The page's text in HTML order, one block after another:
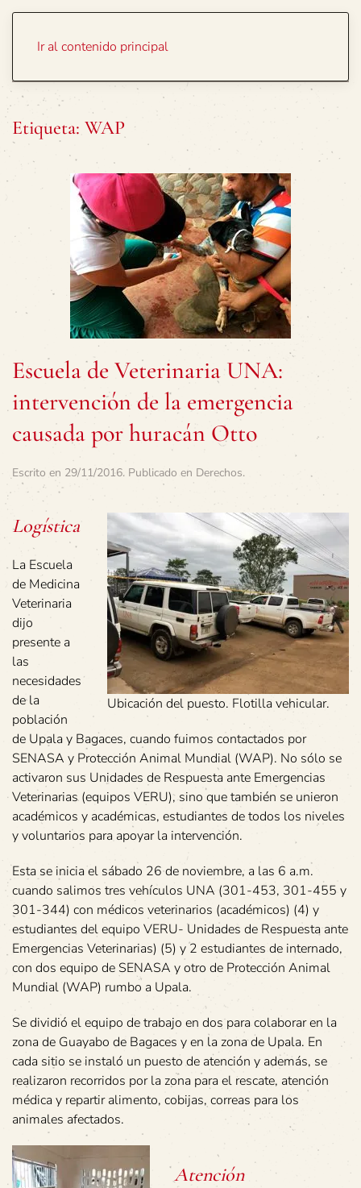
Ir al contenido principal
Etiqueta: WAP
Escuela de Veterinaria UNA:
intervención de la emergencia
causada por huracán Otto
Escrito en 29/11/2016. Publicado en Derechos.
Ubicación del puesto. Flotilla vehicular.
Logística
La Escuela
de Medicina
Veterinaria
dijo
presente a
las
necesidades
de la
población
de Upala y Bagaces, cuando fuimos contactados por
SENASA y Protección Animal Mundial (WAP). No sólo se
activaron sus Unidades de Respuesta ante Emergencias
Veterinarias (equipos VERU), sino que también se unieron
académicos y académicas, estudiantes de todos los niveles
y voluntarios para apoyar la intervención.
Esta se inicia el sábado 26 de noviembre, a las 6 a.m.
cuando salimos tres vehículos UNA (301-453, 301-455 y
301-344) con médicos veterinarios (académicos) (4) y
estudiantes del equipo VERU- Unidades de Respuesta ante
Emergencias Veterinarias) (5) y 2 estudiantes de internado,
con dos equipo de SENASA y otro de Protección Animal
Mundial (WAP) rumbo a Upala.
Se dividió el equipo de trabajo en dos para colaborar en la
zona de Guayabo de Bagaces y en la zona de Upala. En
cada sitio se instaló un puesto de atención y además, se
realizaron recorridos por la zona para el rescate, atención
médica y repartir alimento, cobijas, correas para los
animales afectados.
Atención